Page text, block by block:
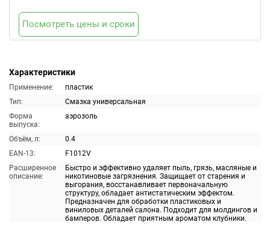
Характеристики
Применение:
пластик
Тип:
Смазка универсальная
Форма
выпуска:
аэрозоль
Объём, л:
0.4
EAN-13:
F1012V
Расширенное
описание:
Быстро и эффективно удаляет пыль, грязь, масляные и
никотиновые загрязнения. Защищает от старения и
выгорания, восстанавливает первоначальную
структуру, обладает антистатическим эффектом.
Предназначен для обработки пластиковых и
виниловых деталей салона. Подходит для молдингов и
бамперов. Обладает приятным ароматом клубники.
Посмотреть цены и сроки